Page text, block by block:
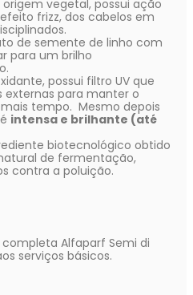
origem vegetal, possui ação
frizz, dos cabelos em
de semente de linho com
para um brilho
possui filtro UV que
externas para manter o
tempo. Mesmo depois
intensa e brilhante (até
biotecnológico obtido
de fermentação,
contra a poluição.
Alfaparf Semi di
serviços básicos.